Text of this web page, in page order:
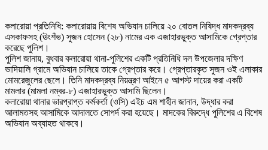
কলারোয়া প্রতিনিধি: কলারোয়ায় বিশেষ অভিযান চালিয়ে ২০ বোতল নিষিদ্ধ মাদকদ্রব্য
এসকাফসহ (ঊংশঁভ) সুজন হোসেন (২৮) নামের এক এজাহারভুক্ত আসামিকে গ্রেপ্তার
করেছে পুলিশ।
পুলিশ জানায়, বুধবার কলারোয়া থানা-পুলিশের একটি প্রতিনিধি দল উপজেলার দক্ষিণ
ভাদিয়ালি গ্রামে অভিযান চালিয়ে তাকে গ্রেপ্তার করে। গ্রেপ্তারকৃত সুজন ওই এলাকার
মোমরেজুলের ছেলে। তিনি মাদকদ্রব্য নিয়ন্ত্রণ আইনে ৫ আগস্ট দায়ের করা একটি
মামলার (মামলা নম্বর-৮) এজাহারভুক্ত আসামি ছিলেন।
কলারোয়া থানার ভারপ্রাপ্ত কর্মকর্তা (ওসি) এইচ এম শাহীন জানান, উদ্ধার করা
আলামতসহ আসামিকে আদালতে সোপর্দ করা হয়েছে। মাদকের বিরুদ্ধে পুলিশের এ বিশেষ
অভিযান অব্যাহত থাকবে।